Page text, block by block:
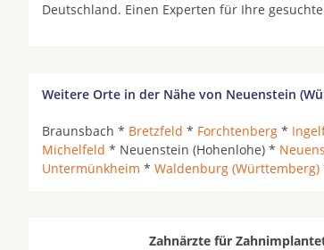
Deutschland. Einen Experten für Ihre
Weitere Orte in der Nähe von Neuenstein
Braunsbach * Bretzfeld * Forchtenberg *
Michelfeld * Neuenstein (Hohenlohe) *
Untermünkheim * Waldenburg (Württemberg)
Zahnärzte für